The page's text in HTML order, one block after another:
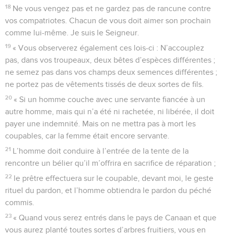
18 Ne vous vengez pas et ne gardez pas de rancune contre
vos compatriotes. Chacun de vous doit aimer son prochain
comme lui-même. Je suis le Seigneur.
19 « Vous observerez également ces lois-ci : N’accouplez
pas, dans vos troupeaux, deux bêtes d’espèces différentes ;
ne semez pas dans vos champs deux semences différentes ;
ne portez pas de vêtements tissés de deux sortes de fils.
20 « Si un homme couche avec une servante fiancée à un
autre homme, mais qui n’a été ni rachetée, ni libérée, il doit
payer une indemnité. Mais on ne mettra pas à mort les
coupables, car la femme était encore servante.
21 L’homme doit conduire à l’entrée de la tente de la
rencontre un bélier qu’il m’offrira en sacrifice de réparation ;
22 le prêtre effectuera sur le coupable, devant moi, le geste
rituel du pardon, et l’homme obtiendra le pardon du péché
commis.
23 « Quand vous serez entrés dans le pays de Canaan et que
vous aurez planté toutes sortes d’arbres fruitiers, vous en